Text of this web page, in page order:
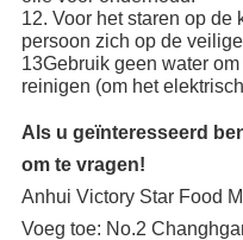
12. Voor het staren op de
persoon zich op de
13Gebruik geen water
reinigen (om het
Als u geïnteresseerd
om te vragen!
Anhui Victory Star Food
Voeg toe: No.2